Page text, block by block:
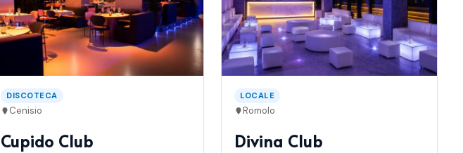
DISCOTECA
Cenisio
Cupido Club
LOCALE
Romolo
Divina Club